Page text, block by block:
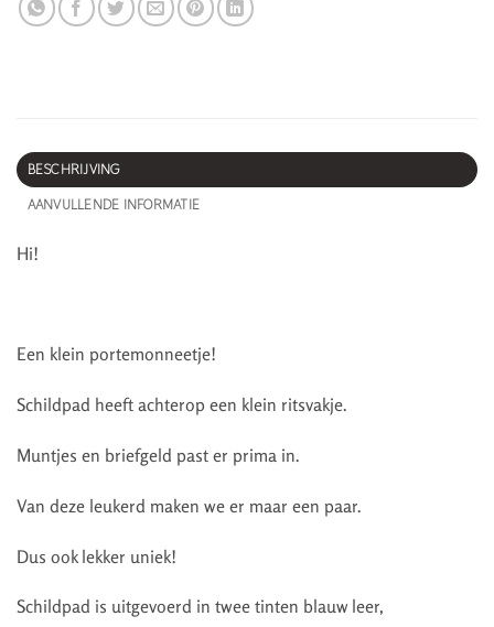
BESCHRIJVING
AANVULLENDE INFORMATIE
Hi!
Een klein portemonneetje!
Schildpad heeft achterop een klein ritsvakje.
Muntjes en briefgeld past er prima in.
Van deze leukerd maken we er maar een paar.
Dus ook lekker uniek!
Schildpad is uitgevoerd in twee tinten blauw leer,